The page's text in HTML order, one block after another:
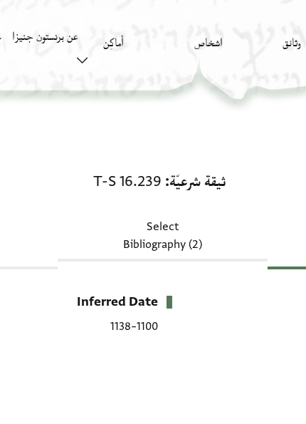
وثائق اشخاص أَماكِن عن برنستون جنيزا
ثيقة شرعيّة T-S 16.239
Select
Bibliography (2)
Inferred Date
1100–1138